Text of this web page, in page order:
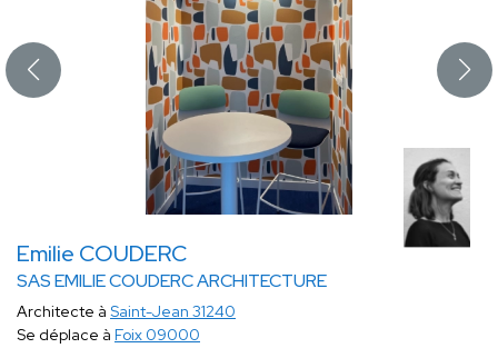
Emilie COUDERC
SAS EMILIE COUDERC ARCHITECTURE
Architecte à Saint-Jean 31240
Se déplace à Foix 09000